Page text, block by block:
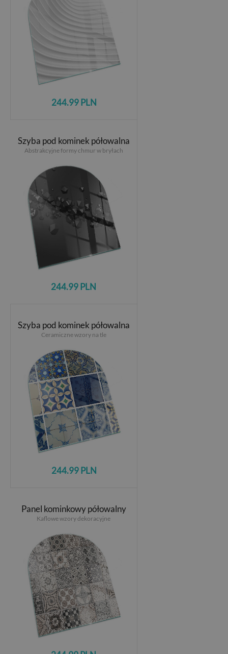
244.99 PLN
Szyba pod kominek półowalna
Abstrakcyjne formy chmur w bryłach
244.99 PLN
Szyba pod kominek półowalna
Ceramiczne wzory na tle
244.99 PLN
Panel kominkowy półowalny
Kaflowe wzory dekoracyjne